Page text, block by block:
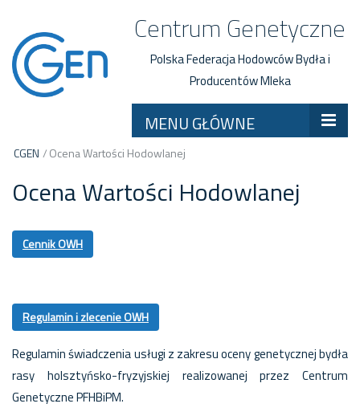
Centrum Genetyczne
Polska Federacja Hodowców Bydła i
Producentów Mleka
MENU GŁÓWNE
CGEN /Ocena Wartości Hodowlanej
Ocena Wartości Hodowlanej
Cennik OWH
Regulamin i zlecenie OWH
Regulamin świadczenia usługi z zakresu oceny genetycznej bydła
rasy holsztyńsko-fryzyjskiej realizowanej przez Centrum
Genetyczne PFHBiPM.